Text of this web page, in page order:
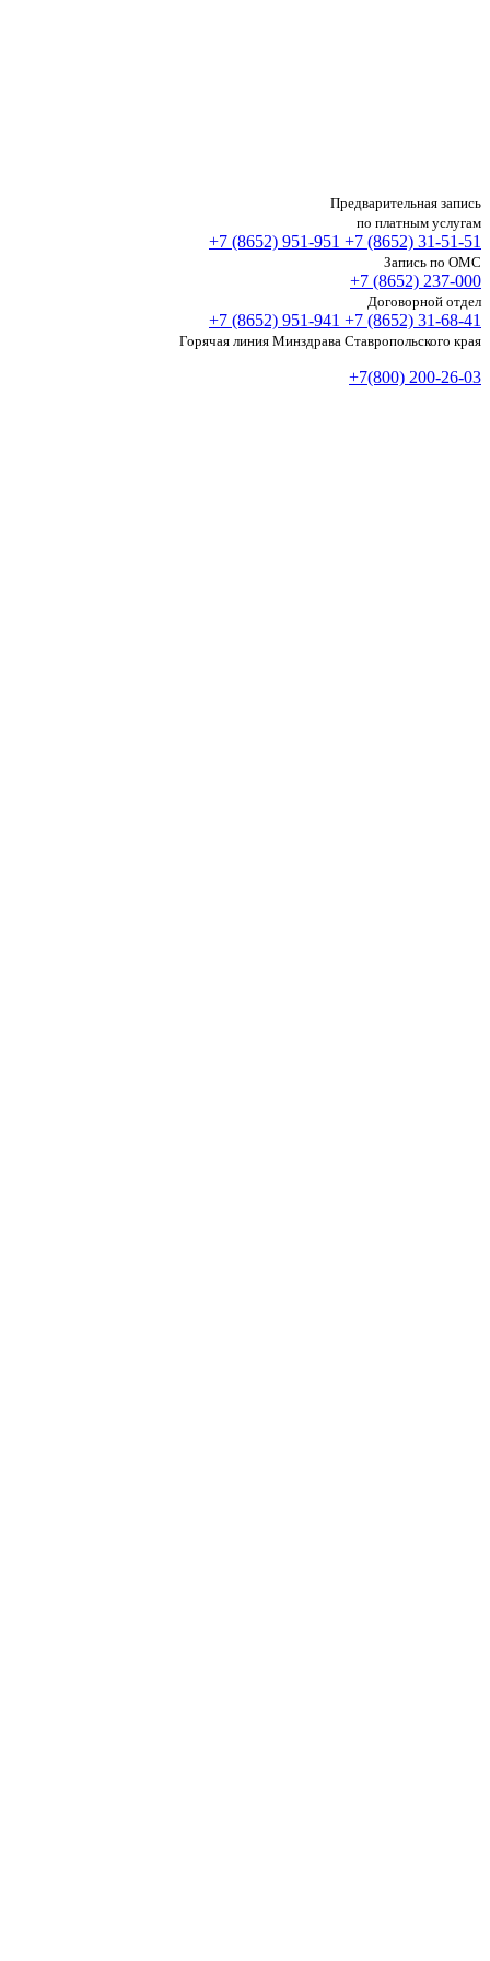
Предварительная запись
по платным услугам
+7 (8652) 951-951 +7 (8652) 31-51-51
Запись по ОМС
+7 (8652) 237-000
Договорной отдел
+7 (8652) 951-941 +7 (8652) 31-68-41
Горячая линия Минздрава Ставропольского края
+7(800) 200-26-03